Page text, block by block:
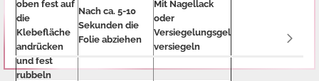
oben fest auf
die
Klebefläche
andrücken
und fest
rubbeln
Nach ca. 5-10
Sekunden die
Folie abziehen
Mit Nagellack
oder
Versiegelungsgel
versiegeln